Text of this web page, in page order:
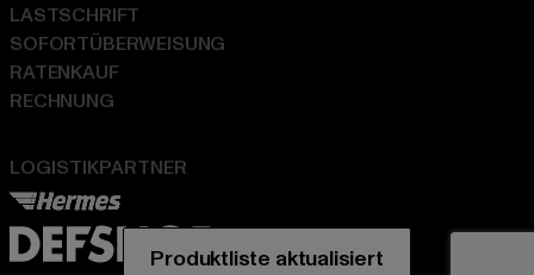
LOGISTIKPARTNER
LASTSCHRIFT
SOFORTÜBERWEISUNG
RATENKAUF
RECHNUNG